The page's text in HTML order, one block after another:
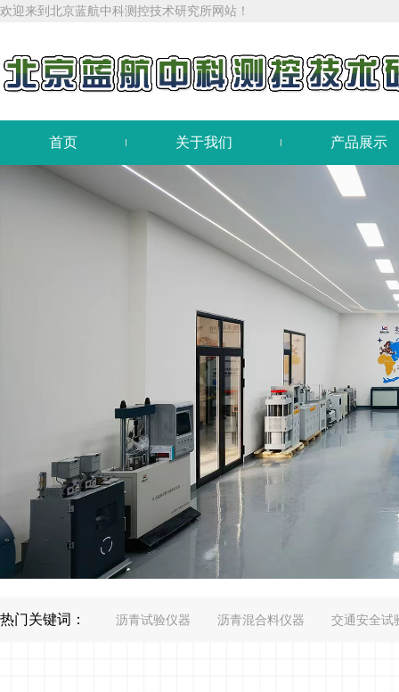
欢迎来到北京蓝航中科测控技术研究所网站！
首页 关于我们 产品展示
热门关键词： 沥青试验仪器 沥青混合料仪器 交通安全试